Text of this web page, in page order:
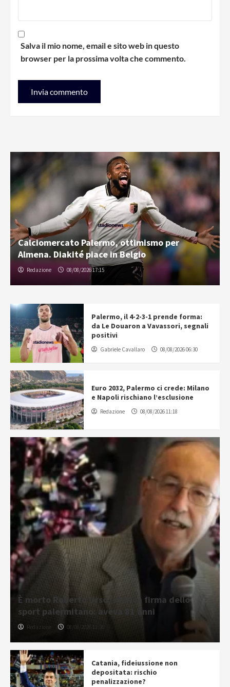
Salva il mio nome, email e sito web in questo
browser per la prossima volta che commento.
Calciomercato Palermo, ottimismo per
Almena. Diakité piace in Belgio
Redazione 08/08/2026 17:15
Palermo, il 4-2-3-1 prende forma:
da Le Douaron a Vavassori, segnali
positivi
Gabriele Cavallaro 08/08/2026 06:30
Euro 2032, Palermo ci crede: Milano
e Napoli rischiano l’esclusione
Redazione 08/08/2026 11:18
È morto Roberto Urso, storica firma dello
sport palermitano: aveva 81 anni
Redazione 08/08/2026 11:36
Catania, fideiussione non
depositata: rischio
penalizzazione?